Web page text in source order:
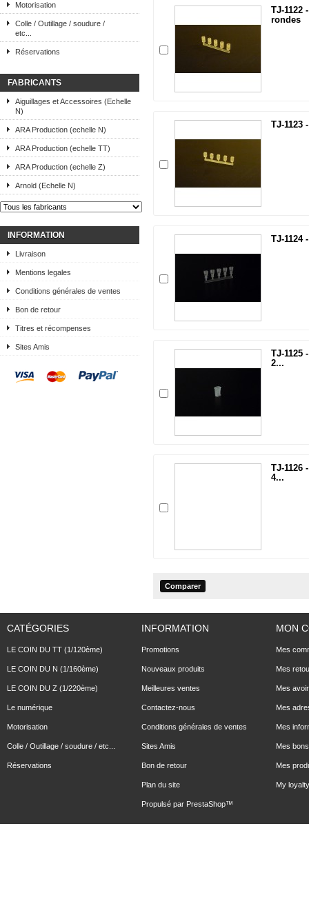
Motorisation
Colle / Outillage / soudure /
etc...
Réservations
FABRICANTS
Aiguillages et Accessoires (Echelle
N)
ARA Production (echelle N)
ARA Production (echelle TT)
ARA Production (echelle Z)
Arnold (Echelle N)
INFORMATION
Livraison
Mentions legales
Conditions générales de ventes
Bon de retour
Titres et récompenses
Sites Amis
TJ-1122
rondes
TJ-1123
TJ-1124
TJ-1125
2...
TJ-1126
4...
CATÉGORIES
LE COIN DU TT (1/120ème)
LE COIN DU N (1/160ème)
LE COIN DU Z (1/220ème)
Le numérique
Motorisation
Colle / Outillage / soudure / etc...
Réservations
INFORMATION
Promotions
Nouveaux produits
Meilleures ventes
Contactez-nous
Conditions générales de ventes
Sites Amis
Bon de retour
Plan du site
Propulsé par PrestaShop™
MON
Mes
Mes
Mes
Mes
Mes
Mes
Mes
My